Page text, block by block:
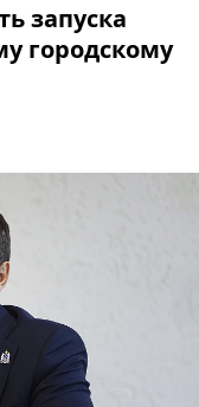
запуска
городскому